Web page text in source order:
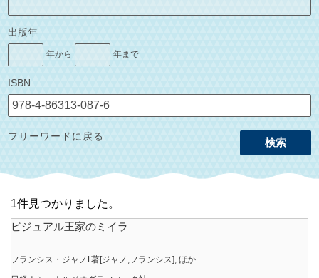
出版年
年から 年まで
ISBN
検索
フリーワードに戻る
1件見つかりました。
ビジュアル王家のミイラ
フランシス・ジャノ‖著[ジャノ,フランシス], ほか